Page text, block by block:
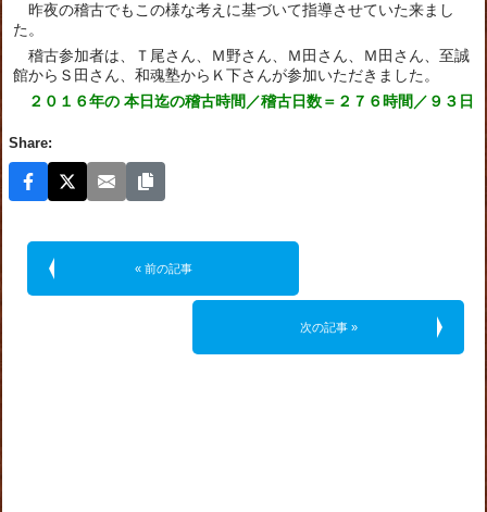
昨夜の稽古でもこの様な考えに基づいて指導させていた来まし
た。
稽古参加者は、Ｔ尾さん、Ｍ野さん、Ｍ田さん、Ｍ田さん、至誠
館からＳ田さん、和魂塾からＫ下さんが参加いただきました。
２０１６年の 本日迄の稽古時間／稽古日数＝２７６時間／９３日
Share:
« 前の記事
次の記事 »